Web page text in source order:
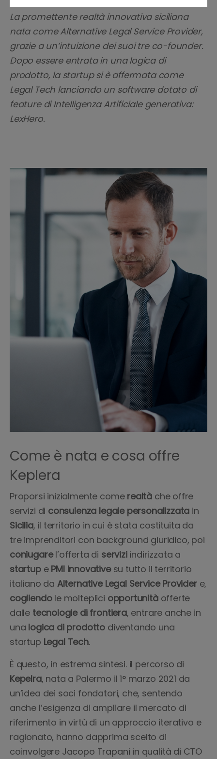
La promettente realtà innovativa siciliana
nata come Alternative Legal Service Provider,
grazie a un’intuizione dei suoi tre co-founder.
Dopo essere entrata in una logica di
prodotto, la startup si è affermata come
Legal Tech lanciando un software dotato di
feature di Intelligenza Artificiale generativa:
LexHero.
Come è nata e cosa offre
Keplera
Proporsi inizialmente come realtà che offre
servizi di consulenza legale personalizzata in
Sicilia, il territorio in cui è stata costituita da
tre imprenditori con background giuridico, poi
coniugarel’offerta di serviziindirizzata a
startupe PMI innovativesu tutto il territorio
italiano da Alternative Legal Service Providere,
cogliendole molteplici opportunitàofferte
dalle tecnologie di frontiera, entrare anche in
una logica di prodotto diventando una
startup Legal Tech.
È questo, in estrema sintesi. il percorso di
Kepelra, nata a Palermo il 1° marzo 2021 da
un’idea dei soci fondatori, che, sentendo
anche l’esigenza di ampliare il mercato di
riferimento in virtù di un approccio iterativo e
ragionato, hanno dapprima scelto di
coinvolgere Jacopo Trapani in qualità di CTO